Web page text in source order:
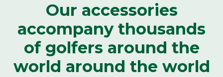
Our accessories
accompany thousands
of golfers around the
world around the world